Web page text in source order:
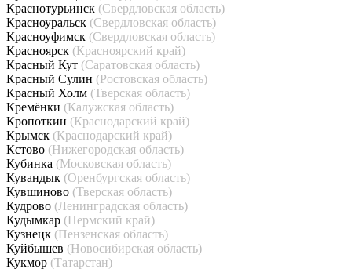
Краснотурьинск (Свердловская область)
Красноуральск (Свердловская область)
Красноуфимск (Свердловская область)
Красноярск (Красноярский край)
Красный Кут (Саратовская область)
Красный Сулин (Ростовская область)
Красный Холм (Тверская область)
Кремёнки (Калужская область)
Кропоткин (Краснодарский край)
Крымск (Краснодарский край)
Кстово (Нижегородская область)
Кубинка (Московская область)
Кувандык (Оренбургская область)
Кувшиново (Тверская область)
Кудрово (Ленинградская область)
Кудымкар (Пермский край)
Кузнецк (Пензенская область)
Куйбышев (Новосибирская область)
Кукмор (Татарстан)